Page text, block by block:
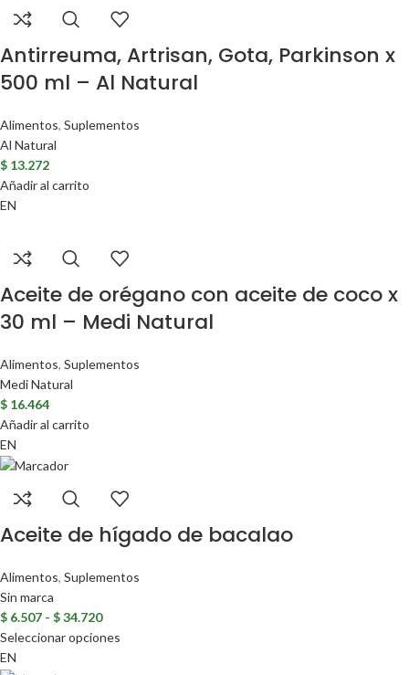
Antirreuma, Artrisan, Gota, Parkinson x
500 ml – Al Natural
Alimentos, Suplementos
Al Natural
$ 13.272
Añadir al carrito
EN
Aceite de orégano con aceite de coco x
30 ml – Medi Natural
Alimentos, Suplementos
Medi Natural
$ 16.464
Añadir al carrito
EN
Aceite de hígado de bacalao
Alimentos, Suplementos
Sin marca
$ 6.507 - $34.720
Seleccionar opciones
EN